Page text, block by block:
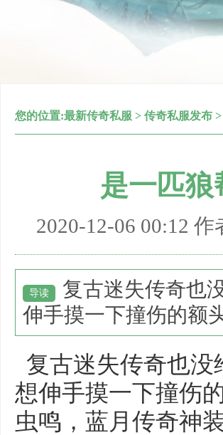
您的位置:最新传奇私服 > 传奇私服发布
是一匹
2020-12-06 00:12
导读
复古迷失传奇也
伸手摸一下撞伤的额
复古迷失传奇也
想伸手摸一下撞伤
虫鸣，蓝月传奇神